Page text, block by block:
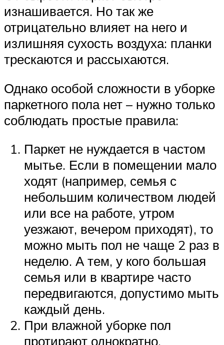
изнашивается. Но так же
отрицательно влияет на него и
излишняя сухость воздуха: планки
трескаются и рассыхаются.
Однако особой сложности в уборке
паркетного пола нет – нужно только
соблюдать простые правила:
Паркет не нуждается в частом
мытье. Если в помещении мало
ходят (например, семья с
небольшим количеством людей
или все на работе, утром
уезжают, вечером приходят), то
можно мыть пол не чаще 2 раз в
неделю. А тем, у кого большая
семья или в квартире часто
передвигаются, допустимо мыть
каждый день.
При влажной уборке пол
протирают однократно.